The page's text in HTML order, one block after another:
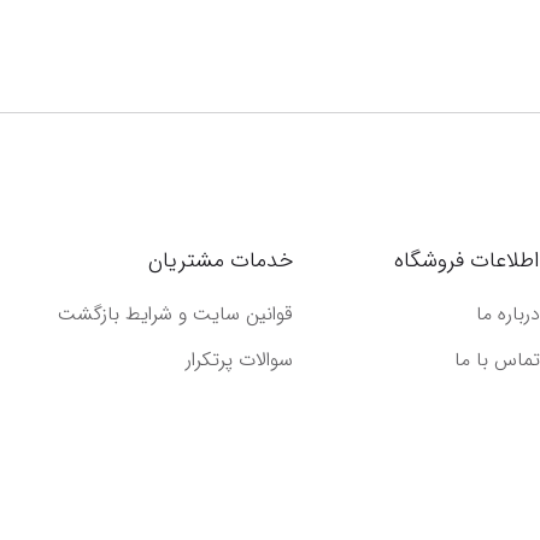
اطلاعات فروشگاه
درباره ما
تماس با ما
خدمات مشتریان
قوانین سایت و شرایط بازگشت
سوالات پرتکرار